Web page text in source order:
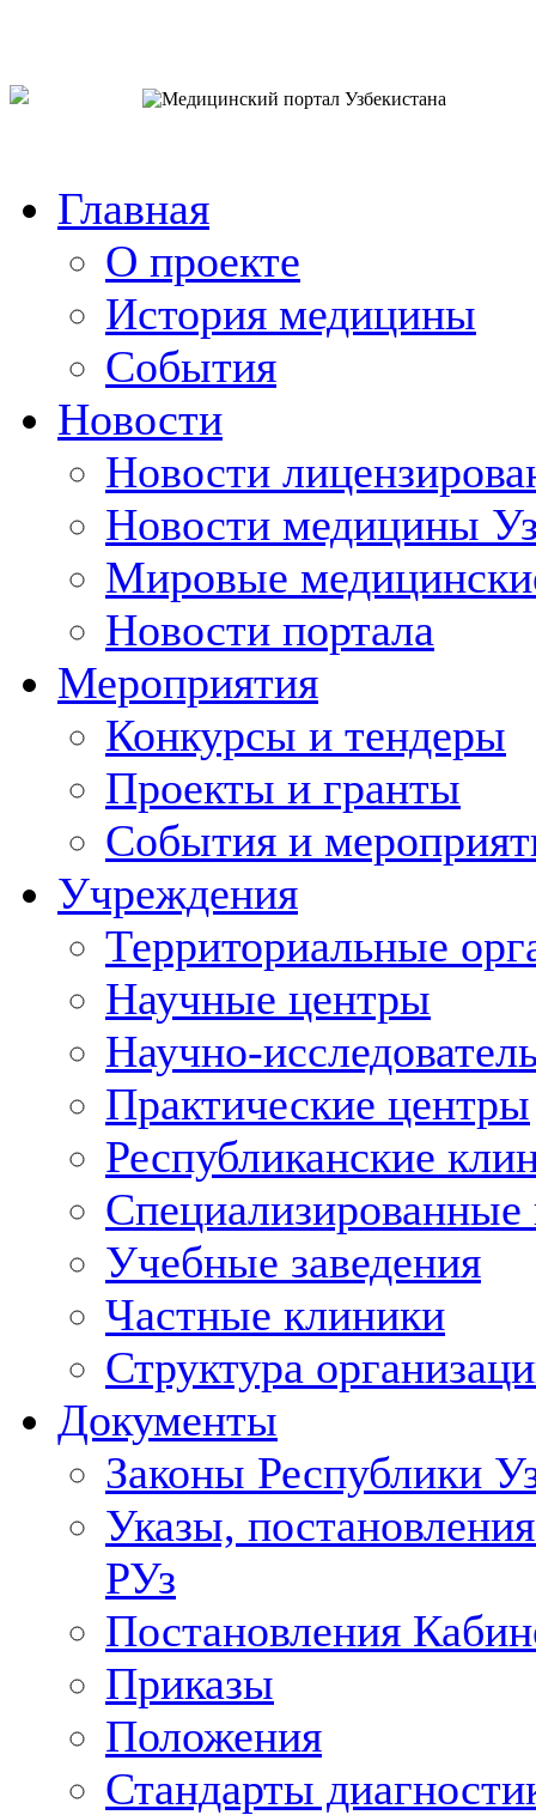
Главная
О проекте
История медицины
События
Новости
Новости
Новости медицины
Мировые
Новости портала
Мероприятия
Конкурсы и тендеры
Проекты и гранты
События и
Учреждения
Территориальные
Научные центры
Научно-
Практические центры
Республиканские
Учебные заведения
Частные клиники
Структура
Документы
Законы Республики
Указы,
РУз
Постановления
Приказы
Положения
Стандарты